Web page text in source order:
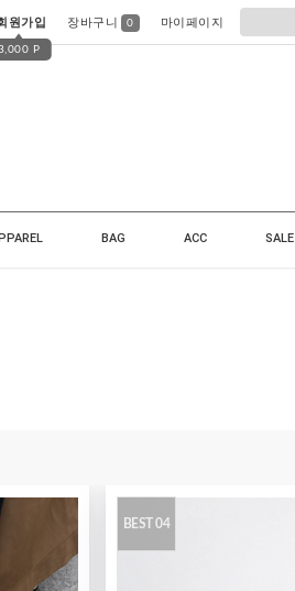
원가입
P
장바구니 0 마이페이지
BAG ACC SALE
BEST 04